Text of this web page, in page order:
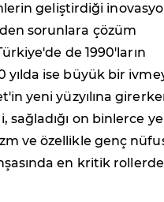
geliştirdiği
sorunlara çözüm
de 1990'ların
yılda ise büyük bir
yeni yüzyılına
on binlerce
ve özellikle genç
en kritik